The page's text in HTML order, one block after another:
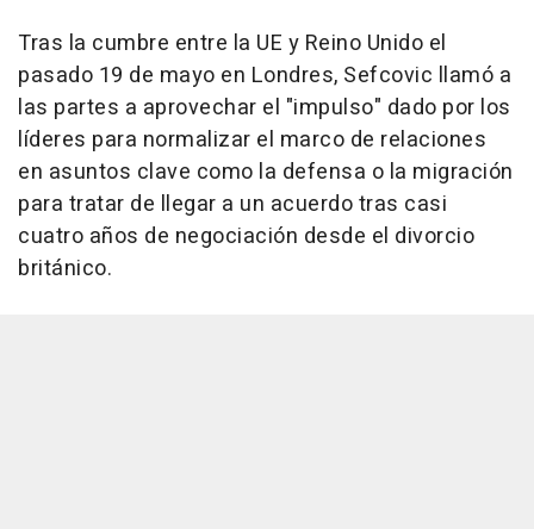
Tras la cumbre entre la UE y Reino Unido el
pasado 19 de mayo en Londres, Sefcovic llamó a
las partes a aprovechar el "impulso" dado por los
líderes para normalizar el marco de relaciones
en asuntos clave como la defensa o la migración
para tratar de llegar a un acuerdo tras casi
cuatro años de negociación desde el divorcio
británico.